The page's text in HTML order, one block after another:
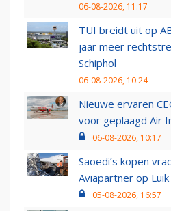
06-08-2026, 11:17
TUI breidt uit op
jaar meer
Schiphol
06-08-2026, 10:24
Nieuwe ervaren
voor geplaagd Air
06-08-2026, 10:17
Saoedi’s kopen
Aviapartner op
05-08-2026, 16:57